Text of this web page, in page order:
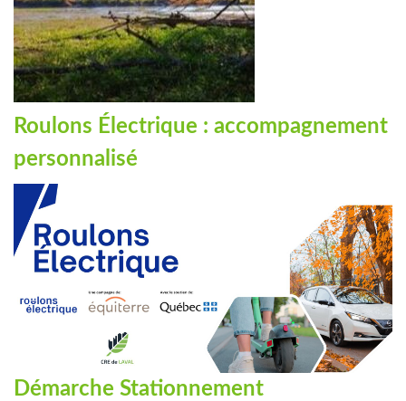
Roulons Électrique : accompagnement
personnalisé
Démarche Stationnement